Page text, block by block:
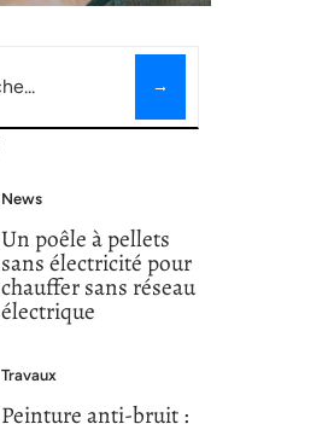
News
Un poêle à pellets
sans électricité pour
chauffer sans réseau
électrique
Travaux
Peinture anti-bruit :